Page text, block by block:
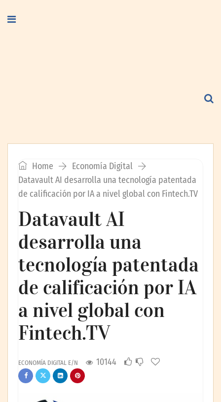
Home
Economía Digital
Datavault AI desarrolla una tecnología patentada
de calificación por IA a nivel global con Fintech.TV
Datavault AI
desarrolla una
tecnología patentada
de calificación por IA
a nivel global con
Fintech.TV
ECONOMÍA DIGITAL E/N 10144